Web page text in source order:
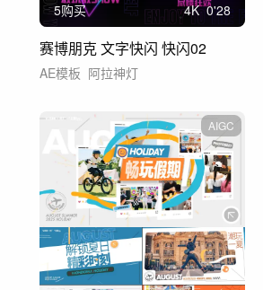
5购买 4K 0'28
赛博朋克 文字快闪 快闪02
AE模板 阿拉神灯
AIGC